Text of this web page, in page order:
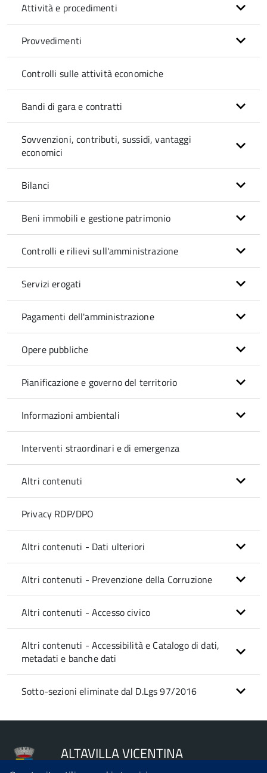
Attività e procedimenti
Provvedimenti
Controlli sulle attività economiche
Bandi di gara e contratti
Sovvenzioni, contributi, sussidi, vantaggi
economici
Bilanci
Beni immobili e gestione patrimonio
Controlli e rilievi sull'amministrazione
Servizi erogati
Pagamenti dell'amministrazione
Opere pubbliche
Pianificazione e governo del territorio
Informazioni ambientali
Interventi straordinari e di emergenza
Altri contenuti
Privacy RDP/DPO
Altri contenuti - Dati ulteriori
Altri contenuti - Prevenzione della Corruzione
Altri contenuti - Accesso civico
Altri contenuti - Accessibilità e Catalogo di dati,
metadati e banche dati
Sotto-sezioni eliminate dal D.Lgs 97/2016
ALTAVILLA VICENTINA